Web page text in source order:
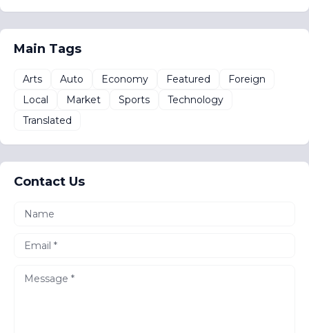
Main Tags
Arts Auto Economy Featured
Foreign
Local
Market Sports
Technology
Translated
Contact Us